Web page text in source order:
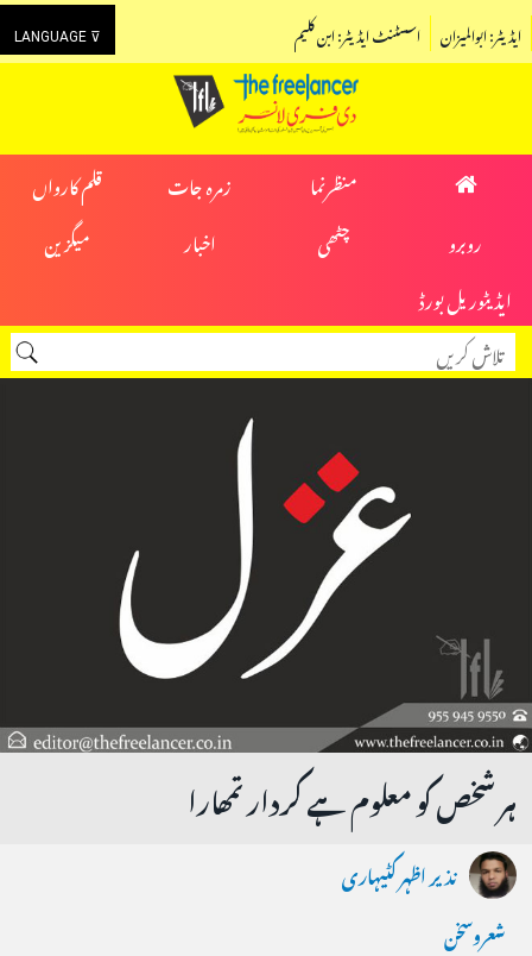
LANGUAGE ⊽ اسسٹنٹ ایڈیٹر: ابن کلیم ایڈیٹر: ابوالمیزان
منظرنما زمرہ جات
قلم کارواں
روبرو
چٹھی اخبار
میگزین
ایڈیٹوریل بورڈ
ہر شخص کو معلوم ہے کردار تمھارا
نذیر اظہر کٹیہاری
شعروسخن